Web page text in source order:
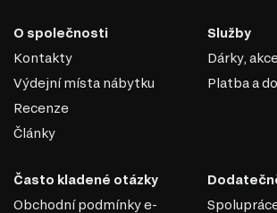
výrobě, které umožňuje vytvářet jak
jedinečné designové produkty.
O společnosti
Kontakty
Výdejní místa nábytku
Recenze
Články
Služby
Dárky,
Platba a
Často kladené otázky
Obchodní podmínky e-